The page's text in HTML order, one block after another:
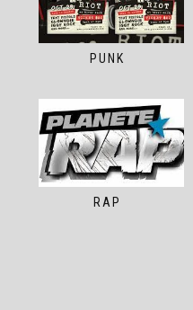
PUNK
RAP